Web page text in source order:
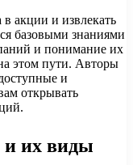
акции и извлекать
базовыми знаниями
и понимание их
этом пути. Авторы
и
открывать
и их виды